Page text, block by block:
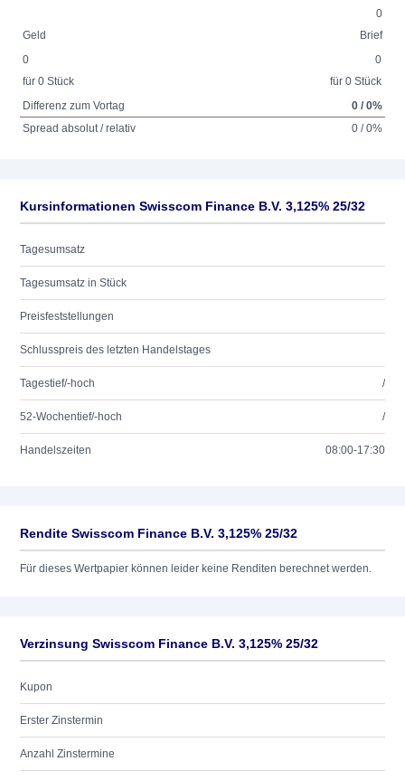
0
Geld
Brief
0
für 0 Stück
0
für 0 Stück
Differenz zum Vortag
0 / 0%
Spread absolut / relativ
0 / 0%
Kursinformationen Swisscom Finance B.V. 3,125% 25/32
Tagesumsatz
Tagesumsatz in Stück
Preisfeststellungen
Schlusspreis des letzten Handelstages
Tagestief/-hoch /
52-Wochentief/-hoch /
Handelszeiten 08:00-17:30
Rendite Swisscom Finance B.V. 3,125% 25/32
Für dieses Wertpapier können leider keine Renditen berechnet werden.
Verzinsung Swisscom Finance B.V. 3,125% 25/32
Kupon
Erster Zinstermin
Anzahl Zinstermine